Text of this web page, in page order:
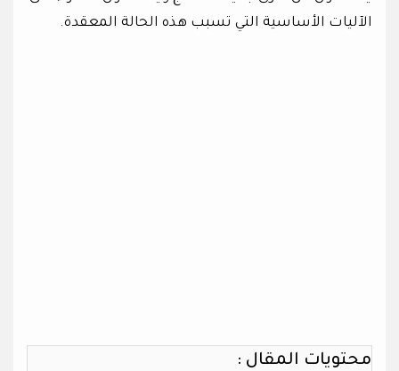
الآليات الأساسية التي تسبب هذه الحالة المعقدة.
محتويات المقال :